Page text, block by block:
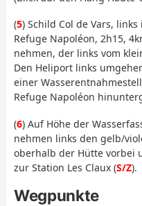
(5) Schild Col de Vars,
Refuge Napoléon, 2h15,
nehmen, der links vom
Den Heliport links
einer
Refuge Napoléon
(6) Auf Höhe der
nehmen links den gelb/
oberhalb der Hütte vorbei
zur Station Les Claux (S/Z).
Wegpunkte